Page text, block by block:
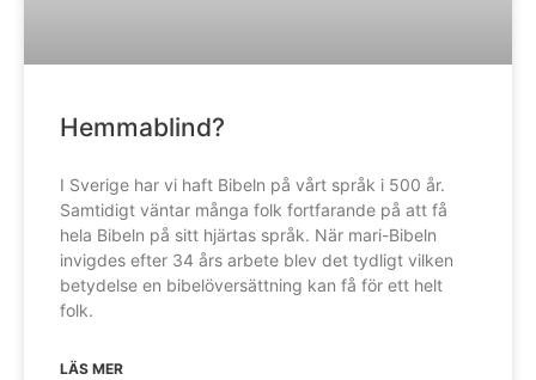
Hemmablind?
I Sverige har vi haft Bibeln på vårt språk i 500 år.
Samtidigt väntar många folk fortfarande på att få
hela Bibeln på sitt hjärtas språk. När mari-Bibeln
invigdes efter 34 års arbete blev det tydligt vilken
betydelse en bibelöversättning kan få för ett helt
folk.
LÄS MER